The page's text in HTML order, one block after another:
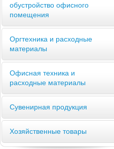
обустройство офисного
помещения
Оргтехника и расходные
материалы
Офисная техника и
расходные материалы
Сувенирная продукция
Хозяйственные товары